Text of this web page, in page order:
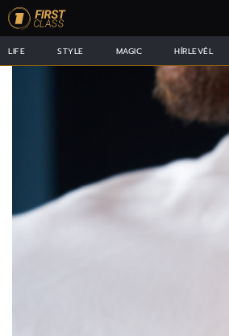
LIFE STYLE MAGIC HÍRLEVÉL